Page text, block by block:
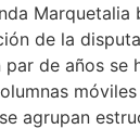
de la
de años
agrupan